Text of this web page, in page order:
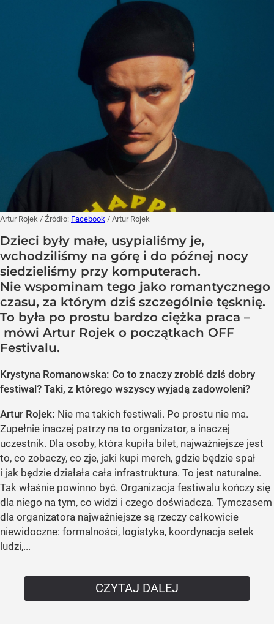
Artur Rojek / Źródło: Facebook / Artur Rojek
Dzieci były małe, usypialiśmy je,
wchodziliśmy na górę i do późnej nocy
siedzieliśmy przy komputerach.
Nie wspominam tego jako romantycznego
czasu, za którym dziś szczególnie tęsknię.
To była po prostu bardzo ciężka praca –
mówi Artur Rojek o początkach OFF
Festivalu.
Krystyna Romanowska: Co to znaczy zrobić dziś dobry
festiwal? Taki, z którego wszyscy wyjadą zadowoleni?
Artur Rojek: Nie ma takich festiwali. Po prostu nie ma.
Zupełnie inaczej patrzy na to organizator, a inaczej
uczestnik. Dla osoby, która kupiła bilet, najważniejsze jest
to, co zobaczy, co zje, jaki kupi merch, gdzie będzie spał
i jak będzie działała cała infrastruktura. To jest naturalne.
Tak właśnie powinno być. Organizacja festiwalu kończy się
dla niego na tym, co widzi i czego doświadcza. Tymczasem
dla organizatora najważniejsze są rzeczy całkowicie
niewidoczne: formalności, logistyka, koordynacja setek
ludzi,...
CZYTAJ DALEJ